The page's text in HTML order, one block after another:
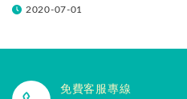
2020-07-01
免費客服專線